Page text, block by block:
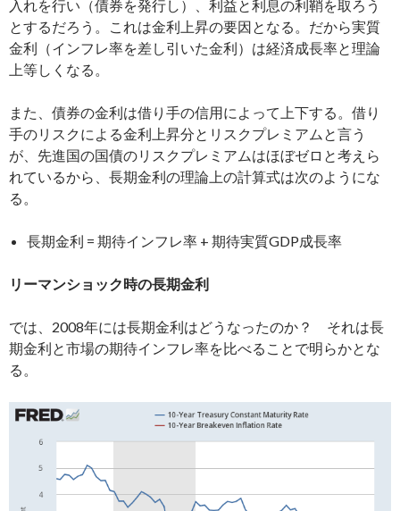
入れを行い（債券を発行し）、利益と利息の利鞘を取ろう
とするだろう。これは金利上昇の要因となる。だから実質
金利（インフレ率を差し引いた金利）は経済成長率と理論
上等しくなる。
また、債券の金利は借り手の信用によって上下する。借り
手のリスクによる金利上昇分とリスクプレミアムと言う
が、先進国の国債のリスクプレミアムはほぼゼロと考えら
れているから、長期金利の理論上の計算式は次のようにな
る。
長期金利 = 期待インフレ率 + 期待実質GDP成長率
リーマンショック時の長期金利
では、2008年には長期金利はどうなったのか？ それは長
期金利と市場の期待インフレ率を比べることで明らかとな
る。